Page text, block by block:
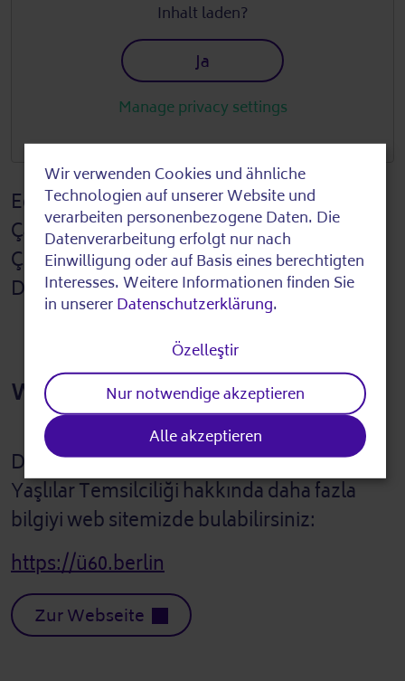
Inhalt laden?
Ja
Manage privacy settings
Editörün notu: Senato Departmanının adı
Çalışma, Sosyal İşler, Eşitlik, Entegrasyon,
Çeşitlilik ve Ayrımcılıkla Mücadele Senato
Departmanı olarak değiştirilmiştir
Weitere Informationen
Devlet Yaşlılar Danışma Konseyi ve Devlet
Yaşlılar Temsilciliği hakkında daha fazla
bilgiyi web sitemizde bulabilirsiniz:
https://ü60.berlin
Zur Webseite
Use
of
personal
data
and
Wir verwenden Cookies und ähnliche
Technologien auf unserer Website und
verarbeiten personenbezogene Daten. Die
Datenverarbeitung erfolgt nur nach
Einwilligung oder auf Basis eines berechtigten
Interesses. Weitere Informationen finden Sie
in unsererDatenschutzerklärung.
Özelleştir
Nur notwendige akzeptieren
Alle akzeptieren